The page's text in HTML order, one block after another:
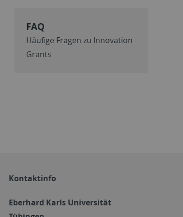
FAQ
Häufige Fragen zu Innovation
Grants
Kontaktinfo
Eberhard Karls Universität